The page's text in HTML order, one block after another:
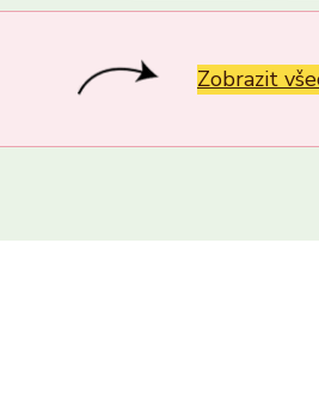
ALTAXO SE
COMEFLEX CONSULTING s.r.o.
Firmus a.s.
Zobrazit